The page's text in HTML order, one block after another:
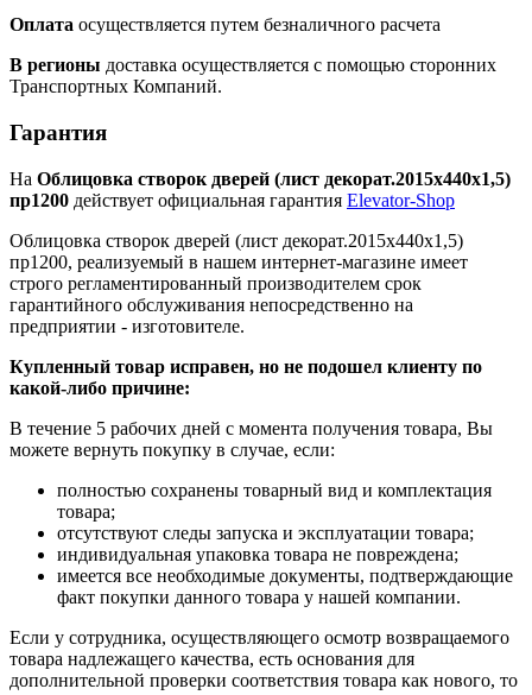
Оплата осуществляется путем безналичного расчета
В регионы доставка осуществляется с помощью сторонних
Транспортных Компаний.
Гарантия
На Облицовка створок дверей (лист декорат.2015х440х1,5)
пр1200 действует официальная гарантия Elevator-Shop
Облицовка створок дверей (лист декорат.2015х440х1,5)
пр1200, реализуемый в нашем интернет-магазине имеет
строго регламентированный производителем срок
гарантийного обслуживания непосредственно на
предприятии - изготовителе.
Купленный товар исправен, но не подошел клиенту по
какой-либо причине:
В течение 5 рабочих дней с момента получения товара, Вы
можете вернуть покупку в случае, если:
полностью сохранены товарный вид и комплектация
товара;
отсутствуют следы запуска и эксплуатации товара;
индивидуальная упаковка товара не повреждена;
имеется все необходимые документы, подтверждающие
факт покупки данного товара у нашей компании.
Если у сотрудника, осуществляющего осмотр возвращаемого
товара надлежащего качества, есть основания для
дополнительной проверки соответствия товара как нового, то